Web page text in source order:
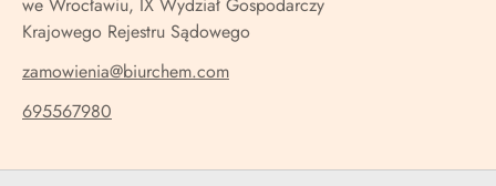
we Wrocławiu, IX Wydział Gospodarczy
Krajowego Rejestru Sądowego
zamowienia@biurchem.com
695567980